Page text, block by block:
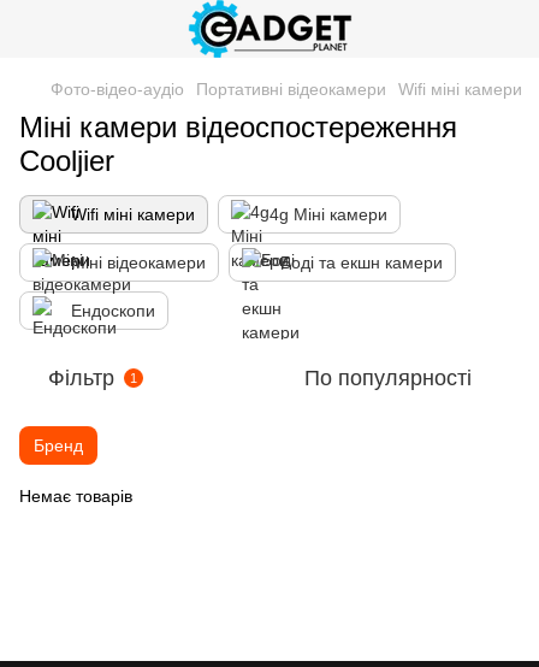
Фото-відео-аудіо Портативні відеокамери Wifi міні камери
Міні камери відеоспостереження
Cooljier
Wifi міні камери 4g Міні камери
Міні відеокамери Боді та екшн камери
Ендоскопи
Фільтр 1 По популярності
Бренд
Немає товарів